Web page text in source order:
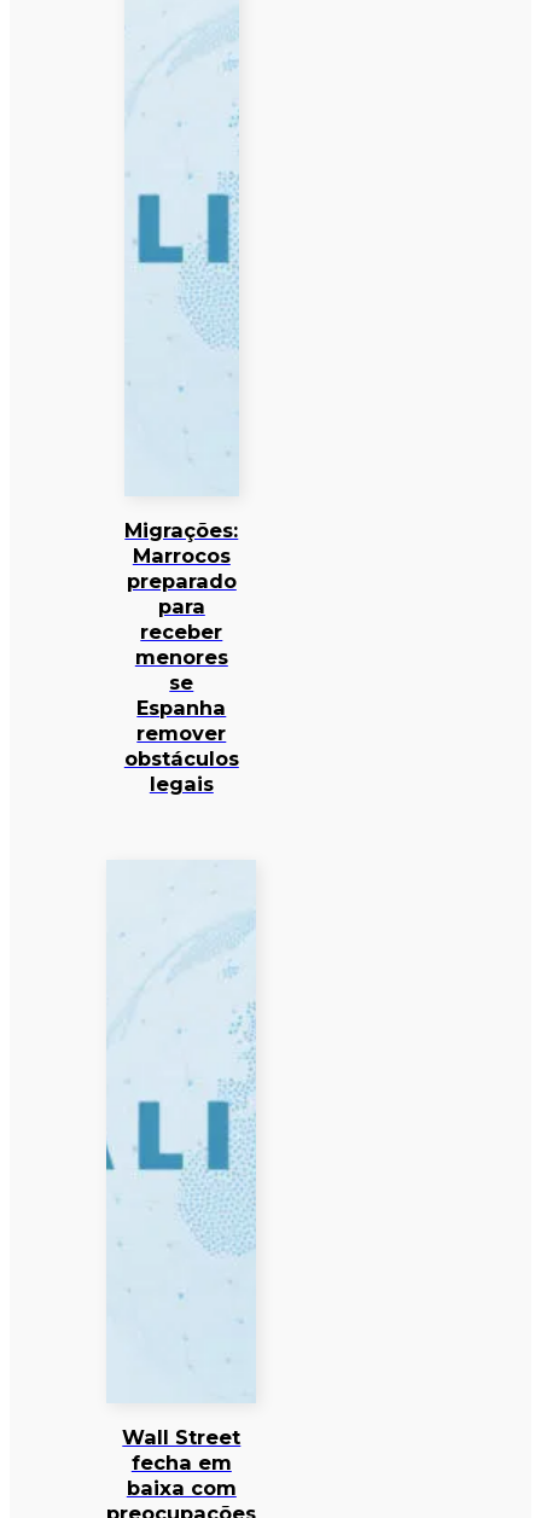
Migrações:
Marrocos
preparado
para
receber
menores
se
Espanha
remover
obstáculos
legais
Wall Street
fecha em
baixa com
preocupações